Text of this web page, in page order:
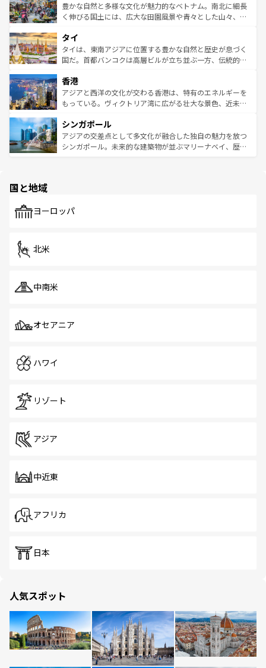
が味わえる。 なお、新着の台湾情報は コンテンツ一覧を参
照してほしい。
できる。そして、キムチや焼肉、絶品のストリートフード
まで、さまざまな韓国料理が待っている。夜には、韓国な
リティに包まれながら、韓国の多彩な魅力を心ゆくまで味
わってみてほしい。 なお、新着の韓国情報はコンテンツ一
覧を参照してほしい。
豊かな自然と多様な文化が魅力的なベトナム。南北に細長
く伸びる国土には、広大な田園風景や青々とした山々、世
急速な発展と共に伝統が息づく。ハノイの古い町並みやホ
ーチミン市のフランス統治時代の建物も、独特の雰囲気を
醸し出している。また、バラエティの豊かさとおいしさで
とつ。フォーやバインミー、ベトナムコーヒーなどは、ぜ
ひ現地で味わいたい。どの地域を訪れてもあたたかい人々
が旅行者を迎えてくれるので、きっと忘れられない旅にな
参照してほしい。
タイ
タイは、東南アジアに位置する豊かな自然と歴史が息づく
国だ。首都バンコクは高層ビルが立ち並ぶ一方、伝統的な
の活気が交差している。北部ではチェンマイなどの山岳地
帯で自然と触れ合い、南部ではプーケットやクラビの美し
いビーチでリゾート気分を楽しむことができる。タイ料理
激する。気候は一年中温暖で、どの季節にも異なる楽しみ
が待っている。親しみやすいタイの人々、仏教を中心とし
た文化、そして多様な観光資源が、訪れる旅人を魅了し続
香港
アジアと西洋の文化が交わる香港は、特有のエネルギーを
もっている。ヴィクトリア湾に広がる壮大な景色、近未来
み、どこを訪れても感動するはず。観光スポットが密集し
ており、効率よく見どころを回れるのも魅力。息をのむよ
うな絶景から文化的な体験まで、香港を存分に楽しみ尽く
シンガポール
アジアの交差点として多文化が融合した独自の魅力を放つ
シンガポール。未来的な建築物が並ぶマリーナベイ、歴史
で、ホーカーズは地元の風情を楽しめる外せないスポット
国と地域
ヨーロッパ
北米
中南米
オセアニア
ハワイ
リゾート
アジア
中近東
アフリカ
日本
人気スポット